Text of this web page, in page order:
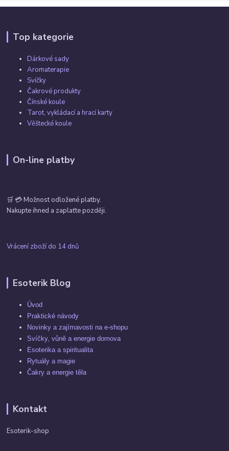
Top kategorie
Dárkové sady
Aromaterapie
Svíčky
Čakrové produkty
Čínské koule
Tarot, vykládací a hrací karty
Věštecké koule
On-line platby
🛒 💳 Možnost odložené platby.
Nakupte ihned a zaplaťte později.
Vrácení zboží do 14 dnů
Esoterik Blog
Úvod
Praktické návody
Novinky a zajímavosti na e-shopu
Svíčky, vůně a energie domova
Esoterika a spiritualita
Rytuály a magie
Čakry a energie těla
Kontakt
Esoterik-shop